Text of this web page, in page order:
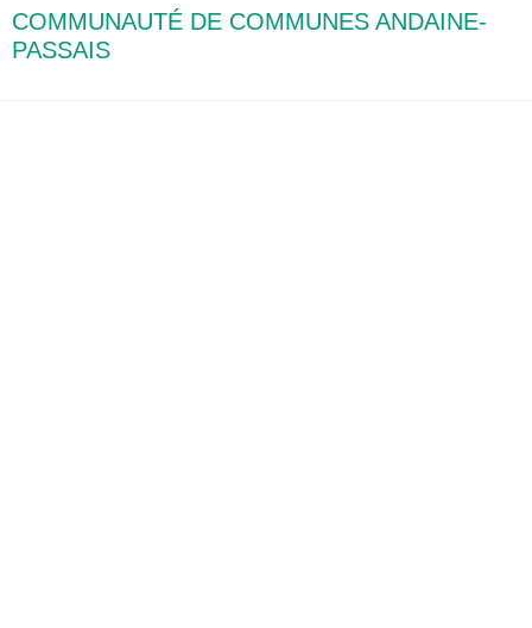
COMMUNAUTÉ DE COMMUNES ANDAINE-
PASSAIS